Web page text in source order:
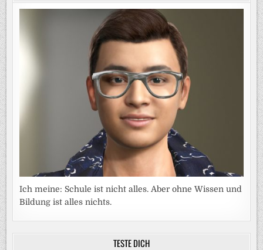
Ich meine: Schule ist nicht alles. Aber ohne Wissen und
Bildung ist alles nichts.
TESTE DICH